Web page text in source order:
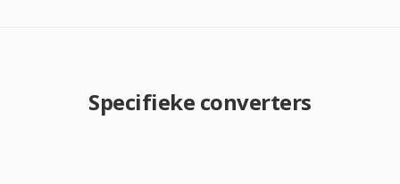
Specifieke converters